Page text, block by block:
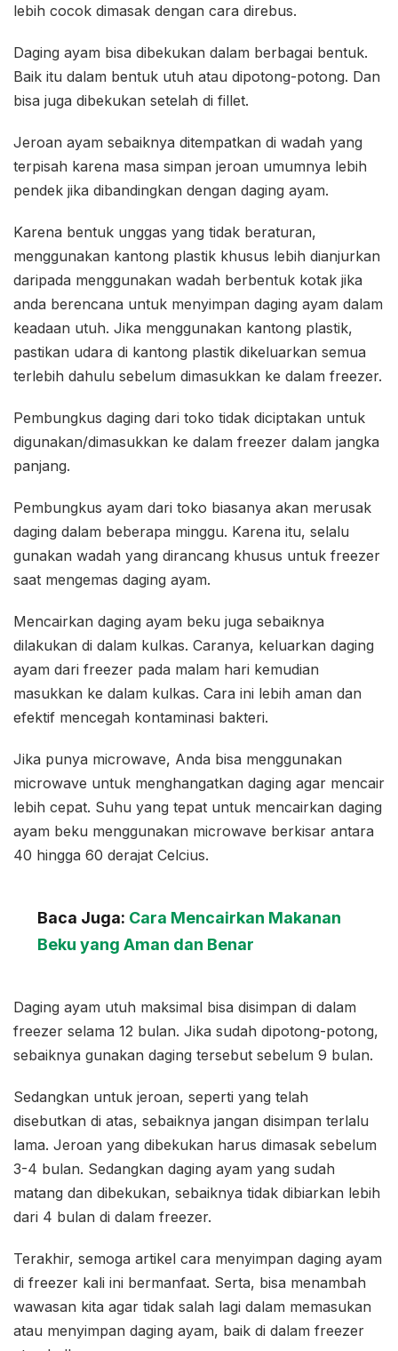
lebih cocok dimasak dengan cara direbus.
Daging ayam bisa dibekukan dalam berbagai bentuk.
Baik itu dalam bentuk utuh atau dipotong-potong. Dan
bisa juga dibekukan setelah di fillet.
Jeroan ayam sebaiknya ditempatkan di wadah yang
terpisah karena masa simpan jeroan umumnya lebih
pendek jika dibandingkan dengan daging ayam.
Karena bentuk unggas yang tidak beraturan,
menggunakan kantong plastik khusus lebih dianjurkan
daripada menggunakan wadah berbentuk kotak jika
anda berencana untuk menyimpan daging ayam dalam
keadaan utuh. Jika menggunakan kantong plastik,
pastikan udara di kantong plastik dikeluarkan semua
terlebih dahulu sebelum dimasukkan ke dalam freezer.
Pembungkus daging dari toko tidak diciptakan untuk
digunakan/dimasukkan ke dalam freezer dalam jangka
panjang.
Pembungkus ayam dari toko biasanya akan merusak
daging dalam beberapa minggu. Karena itu, selalu
gunakan wadah yang dirancang khusus untuk freezer
saat mengemas daging ayam.
Mencairkan daging ayam beku juga sebaiknya
dilakukan di dalam kulkas. Caranya, keluarkan daging
ayam dari freezer pada malam hari kemudian
masukkan ke dalam kulkas. Cara ini lebih aman dan
efektif mencegah kontaminasi bakteri.
Jika punya microwave, Anda bisa menggunakan
microwave untuk menghangatkan daging agar mencair
lebih cepat. Suhu yang tepat untuk mencairkan daging
ayam beku menggunakan microwave berkisar antara
40 hingga 60 derajat Celcius.
Baca Juga: Cara Mencairkan Makanan
Beku yang Aman dan Benar
Daging ayam utuh maksimal bisa disimpan di dalam
freezer selama 12 bulan. Jika sudah dipotong-potong,
sebaiknya gunakan daging tersebut sebelum 9 bulan.
Sedangkan untuk jeroan, seperti yang telah
disebutkan di atas, sebaiknya jangan disimpan terlalu
lama. Jeroan yang dibekukan harus dimasak sebelum
3-4 bulan. Sedangkan daging ayam yang sudah
matang dan dibekukan, sebaiknya tidak dibiarkan lebih
dari 4 bulan di dalam freezer.
Terakhir, semoga artikel cara menyimpan daging ayam
di freezer kali ini bermanfaat. Serta, bisa menambah
wawasan kita agar tidak salah lagi dalam memasukan
atau menyimpan daging ayam, baik di dalam freezer